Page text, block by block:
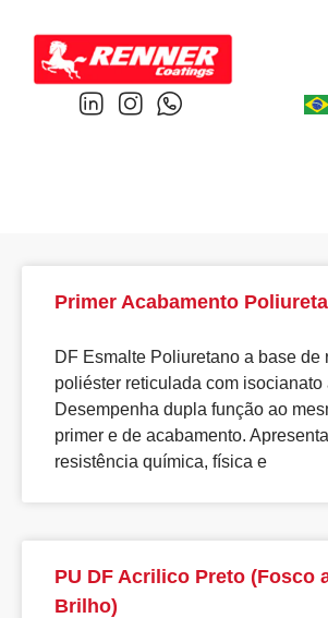
Primer Acabamento
DF Esmalte Poliuretano a base de
poliéster reticulada com isocianato
Desempenha dupla função ao
primer e de acabamento.
resistência química, física e
PU DF Acrilico Preto (Fosco
Brilho)